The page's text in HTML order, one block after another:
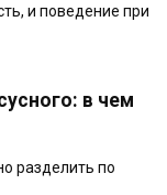
и поведение при
в чем
разделить по